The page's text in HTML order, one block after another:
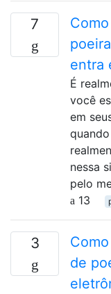
7
entra
É
você
em
nessa
pelo
13
3
de